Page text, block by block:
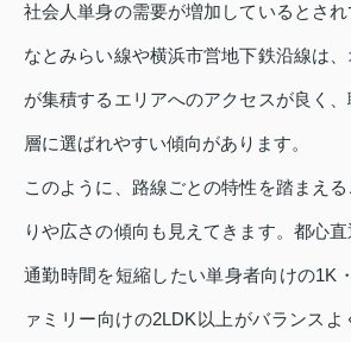
社会人単身の需要が増加しているとさ
なとみらい線や横浜市営地下鉄沿線は
が集積するエリアへのアクセスが良く
層に選ばれやすい傾向があります。
このように、路線ごとの特性を踏まえ
りや広さの傾向も見えてきます。都心直
通勤時間を短縮したい単身者向けの1K
ァミリー向けの2LDK以上がバランスよ